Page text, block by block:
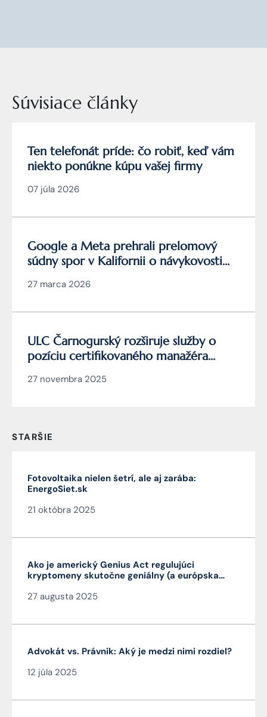
Súvisiace články
Ten telefonát príde: čo robiť, keď vám
niekto ponúkne kúpu vašej firmy
07 júla 2026
Google a Meta prehrali prelomový
súdny spor v Kalifornii o návykovosti
27 marca 2026
ULC Čarnogurský rozširuje služby o
pozíciu certifikovaného manažéra
27 novembra 2025
STARŠIE
Fotovoltaika nielen šetrí, ale aj zarába:
EnergoSiet.sk
21 októbra 2025
Ako je americký Genius Act regulujúci
kryptomeny skutočne geniálny (a európska
27 augusta 2025
Advokát vs. Právnik: Aký je medzi nimi rozdiel?
12 júla 2025